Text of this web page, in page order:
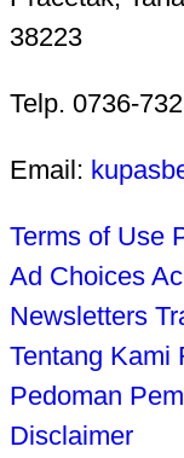
38223
Telp. 0736-
Email:
Terms of Use
Ad Choices
Newsletters
Tentang Kami
Pedoman
Disclaimer